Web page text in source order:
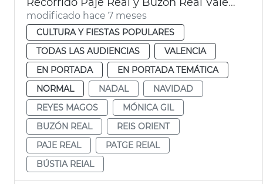
modificado hace 7 meses
CULTURA Y FIESTAS POPULARES
TODAS LAS AUDIENCIAS
VALENCIA
EN PORTADA
EN PORTADA TEMÁTICA
NORMAL
NADAL
NAVIDAD
REYES MAGOS
MÓNICA GIL
BUZÓN REAL
REIS ORIENT
PAJE REAL
PATGE REIAL
BÚSTIA REIAL